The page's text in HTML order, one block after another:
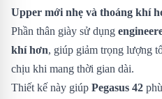
Upper mới nhẹ và thoáng khí
Phần thân giày sử dụng
khí hơn, giúp giảm trọng lượng
chịu khi mang thời gian dài.
Thiết kế này giúp Pegasus 42